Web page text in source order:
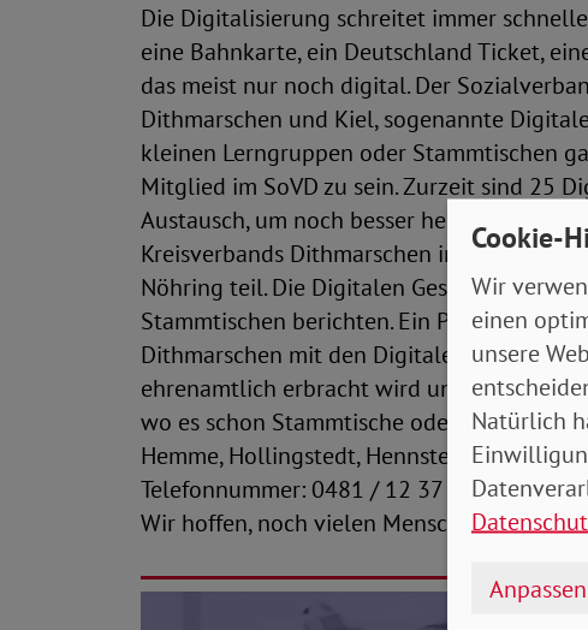
Die Digitalisierung schreitet immer
eine Bahnkarte, ein Deutschland Ticket,
das meist nur noch digital. Der
Dithmarschen und Kiel, sogenannte
kleinen Lerngruppen oder Stammtischen
Mitglied im SoVD zu sein. Zurzeit sind 25
Austausch, um noch besser helfen zu
Kreisverbands Dithmarschen im
Nöhring teil. Die Digitalen Gesandten
Stammtischen berichten. Ein Problem
Dithmarschen mit den Digitalen
ehrenamtlich erbracht wird und somit
wo es schon Stammtische oder Ähnliches
Hemme, Hollingstedt, Hennstedt und
Telefonnummer: 0481 / 12 37 04 - 69. Am
Wir hoffen, noch vielen Menschen helfen
Cookie-
Wir
einen
unsere
Natürlich
Anpassen